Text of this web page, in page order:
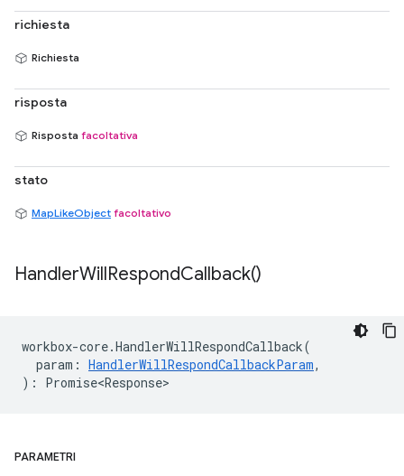
richiesta
Richiesta
risposta
Risposta facoltativa
stato
MapLikeObject facoltativo
HandlerWillRespondCallback()
workbox-core.HandlerWillRespondCallback(
param : HandlerWillRespondCallbackParam,
) : Promise<Response>
PARAMETRI